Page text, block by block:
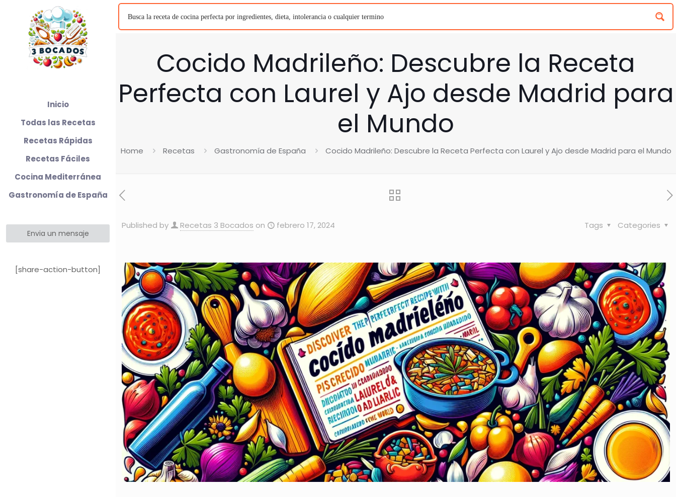
Cocido Madrileño: Descubre la Receta
Perfecta con Laurel y Ajo desde Madrid para
el Mundo
Home Recetas Gastronomía de España Cocido Madrileño: Descubre la Receta Perfecta con Laurel y Ajo desde Madrid para el Mundo
Published by Recetas 3 Bocados on febrero 17, 2024 Categories
Tags
Inicio
Todas las Recetas
Recetas Rápidas
Recetas Fáciles
Cocina Mediterránea
Gastronomía de España
Envia un mensaje
[share-action-button]